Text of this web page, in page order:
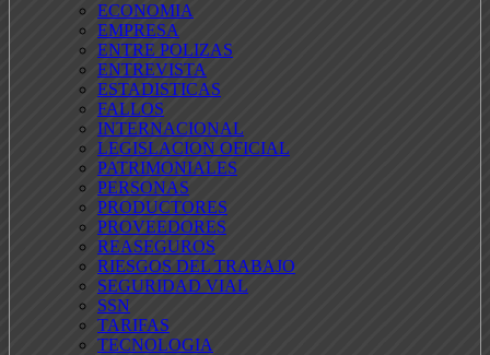
ECONOMIA
EMPRESA
ENTRE POLIZAS
ENTREVISTA
ESTADISTICAS
FALLOS
INTERNACIONAL
LEGISLACION OFICIAL
PATRIMONIALES
PERSONAS
PRODUCTORES
PROVEEDORES
REASEGUROS
RIESGOS DEL TRABAJO
SEGURIDAD VIAL
SSN
TARIFAS
TECNOLOGIA